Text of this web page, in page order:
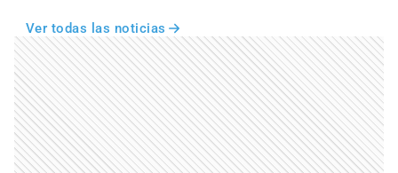
Ver todas las noticias